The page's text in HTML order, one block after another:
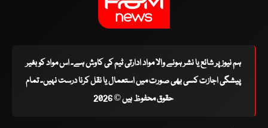
ہم نیوز پر شائع یا نشر ہونے والا مواد ادارتی ٹیم کی کاوش ہے۔ اس مواد کو بغیر
پیشگی اجازت کسی بھی صورت میں استعمال یا نقل کرنا درست نہیں۔ تمام
حقوق محفوظ ہیں © 2026